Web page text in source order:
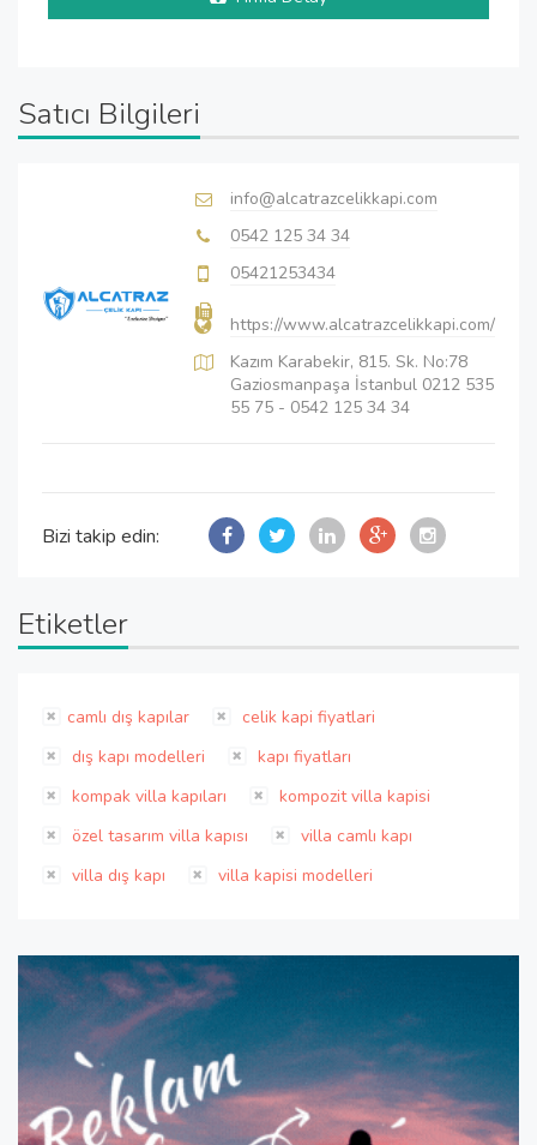
Satıcı Bilgileri
info@alcatrazcelikkapi.com
0542 125 34 34
05421253434
https://www.alcatrazcelikkapi.com/
Kazım Karabekir, 815. Sk. No:78
Gaziosmanpaşa İstanbul 0212 535
55 75 - 0542 125 34 34
Bizi takip edin:
Etiketler
camlı dış kapılar
celik kapi fiyatlari
dış kapı modelleri
kapı fiyatları
kompak villa kapıları
kompozit villa kapisi
özel tasarım villa kapısı
villa camlı kapı
villa dış kapı
villa kapisi modelleri